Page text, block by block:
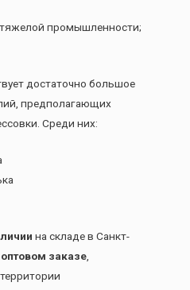
промышленности;
достаточно большое
предполагающих
Среди них:
на складе в Санкт-
заказе